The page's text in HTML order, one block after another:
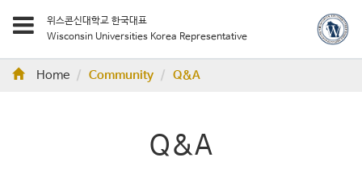
위스콘신대학교 한국대표
Wisconsin Universities Korea Representative
Home Community Q&A
Q&A